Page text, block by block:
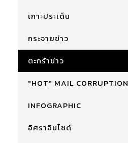
เกาะประเด็น
กระจายข่าว
ตะกร้าข่าว
"HOT" MAIL CORRUPTION
INFOGRAPHIC
อิศราอินไซด์